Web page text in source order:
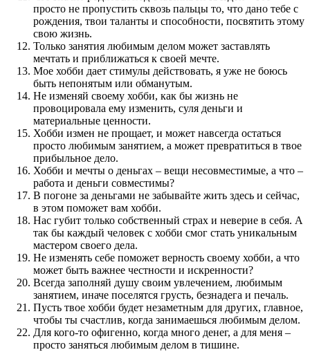
просто не пропустить сквозь пальцы то, что дано тебе с
рождения, твои таланты и способности, посвятить этому
свою жизнь.
Только занятия любимым делом может заставлять
мечтать и приближаться к своей мечте.
Мое хобби дает стимулы действовать, я уже не боюсь
быть непонятым или обманутым.
Не изменяй своему хобби, как бы жизнь не
провоцировала ему изменить, суля деньги и
материальные ценности.
Хобби измен не прощает, и может навсегда остаться
просто любимым занятием, а может превратиться в твое
прибыльное дело.
Хобби и мечты о деньгах – вещи несовместимые, а что –
работа и деньги совместимы?
В погоне за деньгами не забывайте жить здесь и сейчас,
в этом поможет вам хобби.
Нас губит только собственный страх и неверие в себя. А
так бы каждый человек с хобби смог стать уникальным
мастером своего дела.
Не изменять себе поможет верность своему хобби, а что
может быть важнее честности и искренности?
Всегда заполняй душу своим увлечением, любимым
занятием, иначе поселятся грусть, безнадега и печаль.
Пусть твое хобби будет незаметным для других, главное,
чтобы ты счастлив, когда занимаешься любимым делом.
Для кого-то офигенно, когда много денег, а для меня –
просто заняться любимым делом в тишине.